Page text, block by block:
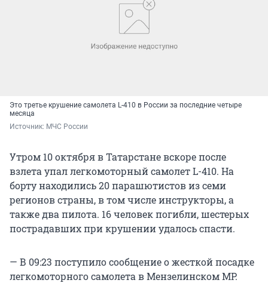
Это третье крушение самолета L-410 в России за последние четыре
месяца
Источник: МЧС России
Утром 10 октября в Татарстане вскоре после
взлета упал легкомоторный самолет L-410. На
борту находились 20 парашютистов из семи
регионов страны, в том числе инструкторы, а
также два пилота. 16 человек погибли, шестерых
пострадавших при крушении удалось спасти.
— В 09:23 поступило сообщение о жесткой посадке
легкомоторного самолета в Мензелинском МР.